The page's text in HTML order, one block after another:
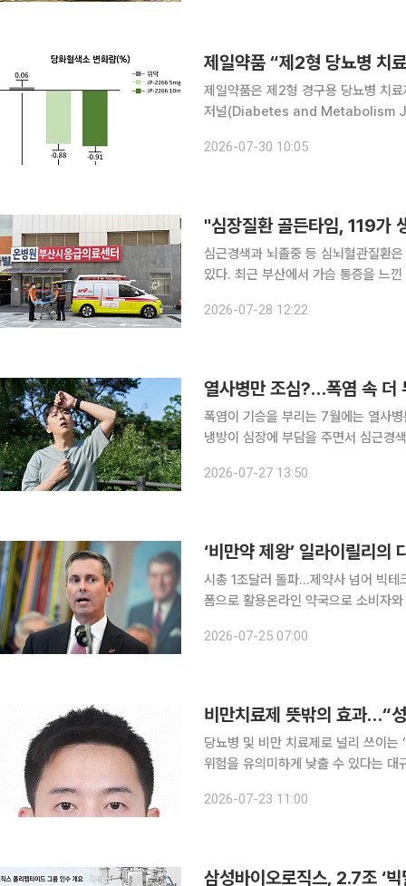
제일약품 “제2형 당뇨병 치
제일약품은 제2형 경구용 당뇨병 치료제
저널(Diabetes and Metabolism
포도당 재흡수를 억제하는
2026-07-30 10:05
심근경색과 뇌졸중 등 심뇌혈관질환
있다. 최근 부산에서 가슴 통증을 느
목받고 있다. 부산 온병원은
2026-07-28 12:22
열사병만 조심?…폭염 속 더
폭염이 기승을 부리는 7월에는 열사
냉방이 심장에 부담을 주면서 심근경색 위
12% 증가했다. 지난해에도 6월 32
2026-07-27 13:50
‘비만약 제왕’ 일라이릴리
시총 1조달러 돌파…제약사 넘어 빅테
폼으로 활용온라인 약국으로 소비자
나섰다. 환자가 병에 걸린 뒤 치료하
2026-07-25 07:00
비만치료제 뜻밖의 효과…“
당뇨병 및 비만 치료제로 널리 쓰이
위험을 유의미하게 낮출 수 있다는 대규모 인구기
건대학원 봉수환 박사과정으로 구성
2026-07-23 11:00
삼성바이오로직스, 2.7조 ‘